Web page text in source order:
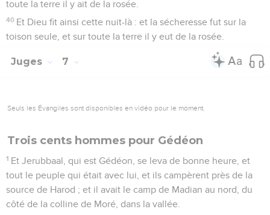
toute la terre il y ait de la rosée.
40 Et Dieu fit ainsi cette nuit-là : et la sécheresse fut sur la
toison seule, et sur toute la terre il y eut de la rosée.
Juges 7
Seuls les Évangiles sont disponibles en vidéo pour le moment.
Trois cents hommes pour Gédéon
1 Et Jerubbaal, qui est Gédéon, se leva de bonne heure, et
tout le peuple qui était avec lui, et ils campèrent près de la
source de Harod ; et il avait le camp de Madian au nord, du
côté de la colline de Moré, dans la vallée.